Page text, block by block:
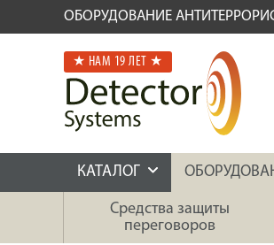
ОБОРУДОВАНИЕ
★ НАМ 19 ЛЕТ ★
КАТАЛОГ
Средства защиты
переговоров